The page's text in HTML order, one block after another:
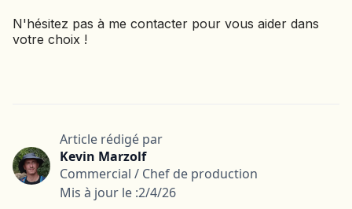
N'hésitez pas à me contacter pour vous aider dans
votre choix !
Article rédigé par
Kevin Marzolf
Commercial / Chef de production
Mis à jour le :2/4/26